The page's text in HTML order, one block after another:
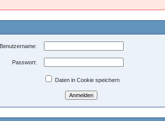
Benutzername:
Passwort:
Daten in Cookie speichern